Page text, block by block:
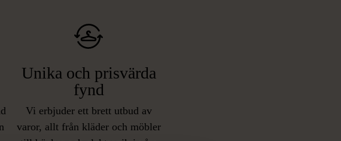
Unika och prisvärda
fynd
Vi erbjuder ett brett utbud av
varor, allt från kläder och möbler